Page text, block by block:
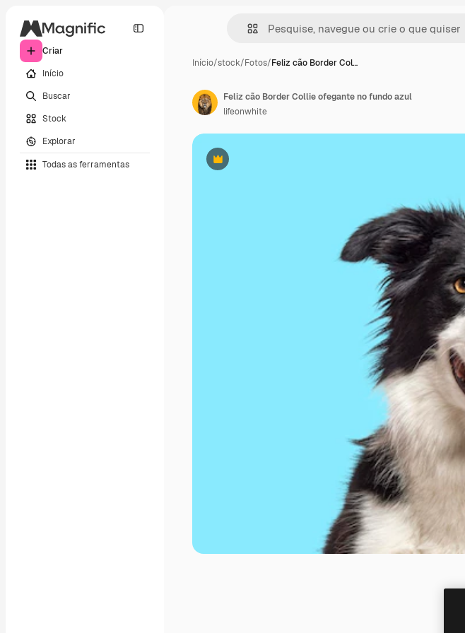
Criar
Início
Buscar
Stock
Explorar
Todas as ferramentas
Início/stock/Fotos/Feliz cão Border Col…
Premium
Feliz cão Border Collie ofegante no fundo azul
lifeonwhite